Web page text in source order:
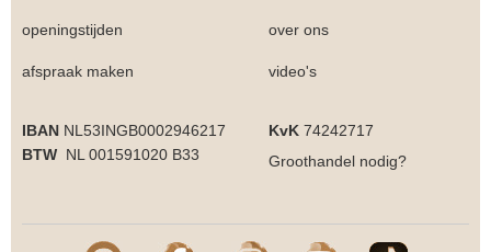
openingstijden over ons
afspraak maken video's
IBAN NL53INGB0002946217 KvK 74242717
BTW NL 001591020 B33 Groothandel nodig?